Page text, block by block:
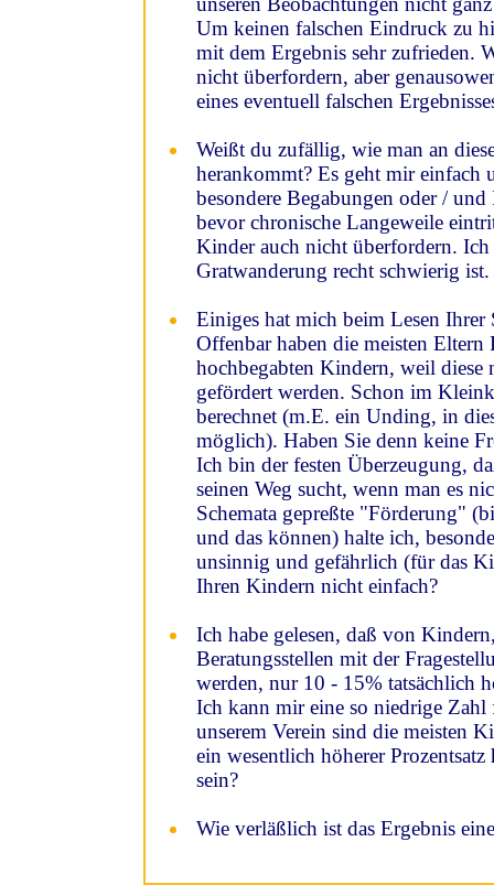
Um keinen falschen Eindruck zu
mit dem Ergebnis sehr zufrieden.
nicht überfordern, aber
eines eventuell falschen
Weißt du zufällig, wie man an
herankommt? Es geht mir einfach
besondere Begabungen oder /
bevor chronische Langeweile
Kinder auch nicht überfordern. Ich
Gratwanderung recht schwierig ist.
Einiges hat mich beim Lesen Ihrer
Offenbar haben die meisten
hochbegabten Kindern, weil diese
gefördert werden. Schon im
berechnet (m.E. ein Unding, in
möglich). Haben Sie denn keine
Ich bin der festen Überzeugung,
seinen Weg sucht, wenn man es
Schemata gepreßte "Förderung"
und das können) halte ich,
unsinnig und gefährlich (für das
Ihren Kindern nicht einfach?
Ich habe gelesen, daß von
Beratungsstellen mit der
werden, nur 10 - 15% tatsächlich
Ich kann mir eine so niedrige
unserem Verein sind die meisten
ein wesentlich höherer
sein?
Wie verläßlich ist das Ergebnis